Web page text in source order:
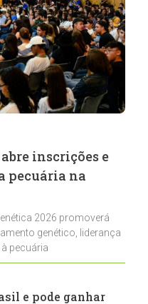
inscrições e
pecuária na
2026 promoverá
genético, liderança
pecuária
e pode ganhar